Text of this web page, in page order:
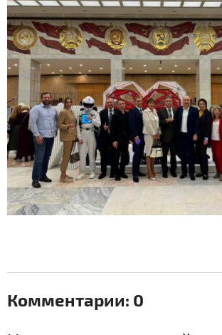
Комментарии: 0